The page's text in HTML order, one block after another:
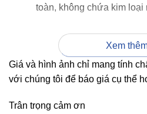
toàn, không chứa kim loại
“Đừng để một phút mất
việc của bạn – hãy để Bộ
14W12V Vinaled đồng
Xem
Giá và hình ảnh chỉ mang tính
với chúng tôi để báo giá cụ thể
Trân trọng cảm ơn